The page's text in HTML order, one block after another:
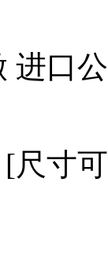
进口
尺寸